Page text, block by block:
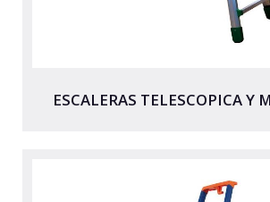
ESCALERAS TELESCOPICA Y